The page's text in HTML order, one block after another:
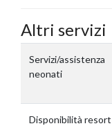
Altri servizi
Servizi/assistenza
neonati
Disponibilità resort